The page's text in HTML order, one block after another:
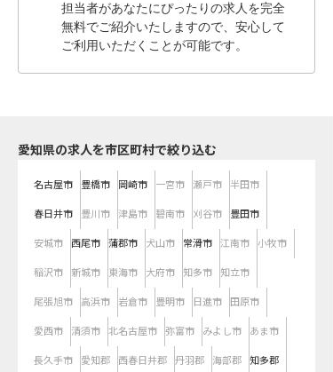
担当者があなたにぴったりの求人を完全
無料でご紹介いたしますので、安心して
ご利用いただくことが可能です。
愛知県の求人を市区町村で絞り込む
名古屋市 豊橋市 岡崎市 一宮市 瀬戸市 半田市
春日井市 豊川市 津島市 碧南市 刈谷市 豊田市
安城市 西尾市 蒲郡市 犬山市 常滑市 江南市 小牧市
稲沢市 新城市 東海市 大府市 知多市 知立市
尾張旭市 高浜市 岩倉市 豊明市 日進市 田原市
愛西市 清須市 北名古屋市 弥富市 みよし市 あま市
長久手市 愛知郡 西春日井郡 丹羽郡 海部郡 知多郡